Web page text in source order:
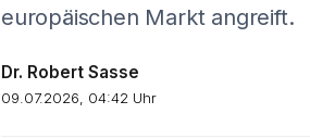
europäischen Markt angreift.
Dr. Robert Sasse
09.07.2026, 04:42 Uhr